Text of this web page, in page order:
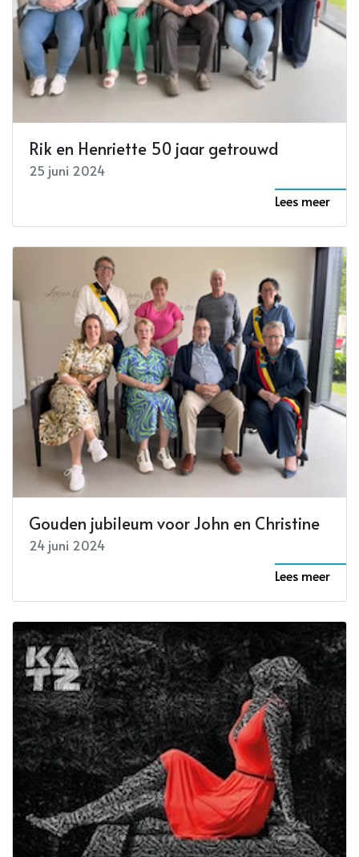
Rik en Henriette 50 jaar getrouwd
25 juni 2024
Lees meer
Gouden jubileum voor John en Christine
24 juni 2024
Lees meer